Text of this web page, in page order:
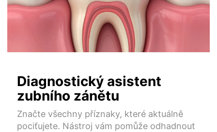
Diagnostický asistent
zubního zánětu
Značte všechny příznaky, které aktuálně
pociťujete. Nástroj vám pomůže odhadnout